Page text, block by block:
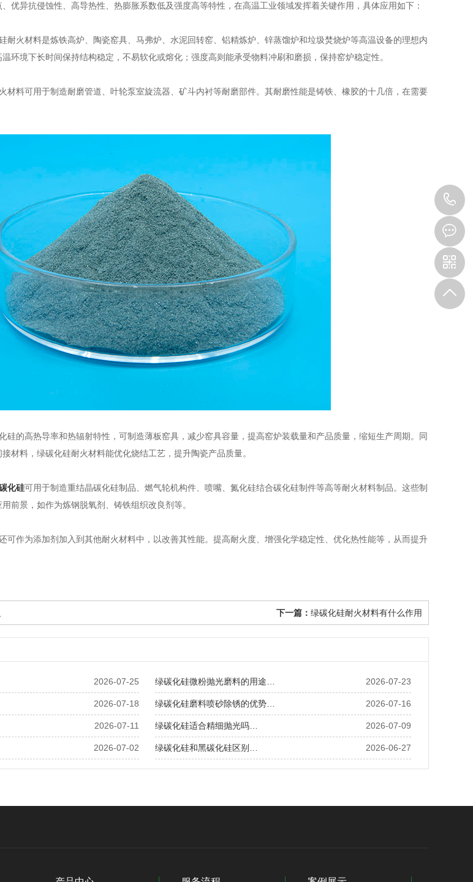
优异抗侵蚀性、高导热性、热膨胀系数低及强度高等特性，在高温工业领域发挥着关键作用，具体应用如下：
火材料是炼铁高炉、陶瓷窑具、马弗炉、水泥回转窑、铝精炼炉、锌蒸馏炉和垃圾焚烧炉等高温设备的理想内
环境下长时间保持结构稳定，不易软化或熔化；强度高则能承受物料冲刷和磨损，保持窑炉稳定性。
料可用于制造耐磨管道、叶轮泵室旋流器、矿斗内衬等耐磨部件。其耐磨性能是铸铁、橡胶的十几倍，在需要
的高热导率和热辐射特性，可制造薄板窑具，减少窑具容量，提高窑炉装载量和产品质量，缩短生产周期。同
材料，绿碳化硅耐火材料能优化烧结工艺，提升陶瓷产品质量。
化硅可用于制造重结晶碳化硅制品、燃气轮机构件、喷嘴、氮化硅结合碳化硅制件等高等耐火材料制品。这些制
前景，如作为炼钢脱氧剂、铸铁组织改良剂等。
作为添加剂加入到其他耐火材料中，以改善其性能。提高耐火度、增强化学稳定性、优化热性能等，从而提升
下一篇： 绿碳化硅耐火材料有什么作用
2026-07-25 2026-07-23
绿碳化硅微粉抛光磨料的用途…
2026-07-18 2026-07-16
绿碳化硅磨料喷砂除锈的优势…
2026-07-11 2026-07-09
绿碳化硅适合精细抛光吗…
2026-07-02 2026-06-27
绿碳化硅和黑碳化硅区别…